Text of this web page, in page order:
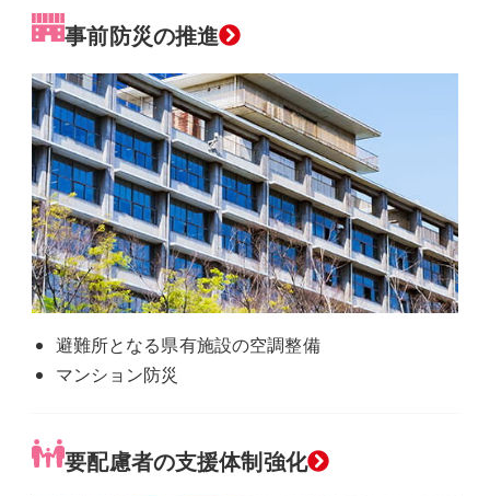
事前防災の推進
避難所となる県有施設の空調整備
マンション防災
グ
ー
プ
リ
ン
ク
要配慮者の支援体制強化
グ